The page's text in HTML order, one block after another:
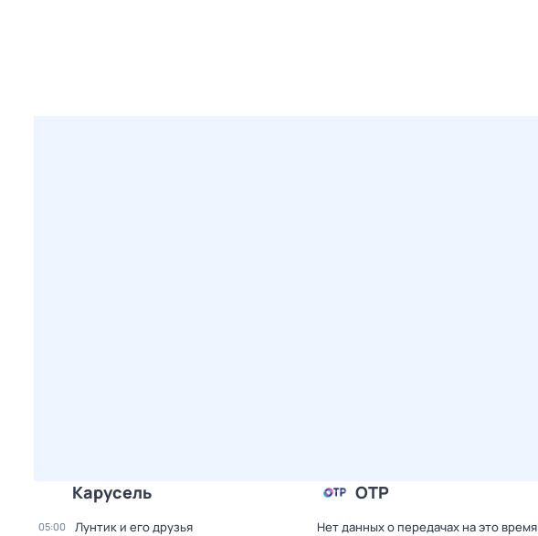
Карусель
05:00 Лунтик и его друзья
ОТР
Нет данных о передачах на это время